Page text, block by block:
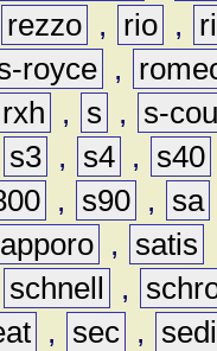
rezzo , rio ,
royce ,
rxh , s ,
s-
s3 , s4 , s40
, s90 , sa
, satis
schnell ,
, sec ,